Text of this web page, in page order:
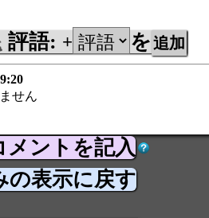
評語: + を
せん
メントを記入
の表示に戻す